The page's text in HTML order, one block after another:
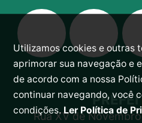
Rua XV de
Utilizamos cookies e outras
aprimorar sua navegação e
de acordo com a nossa
continuar navegando, você
condições.Ler Política de